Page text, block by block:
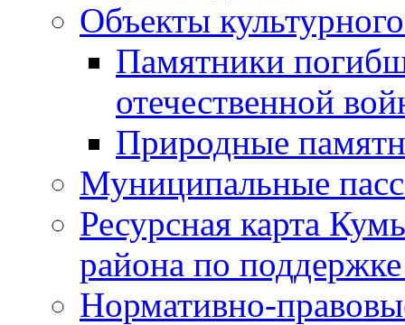
Объекты
Памятники
отечественной
Природные
Муниципальные
Ресурсная карта
района по
Нормативно-